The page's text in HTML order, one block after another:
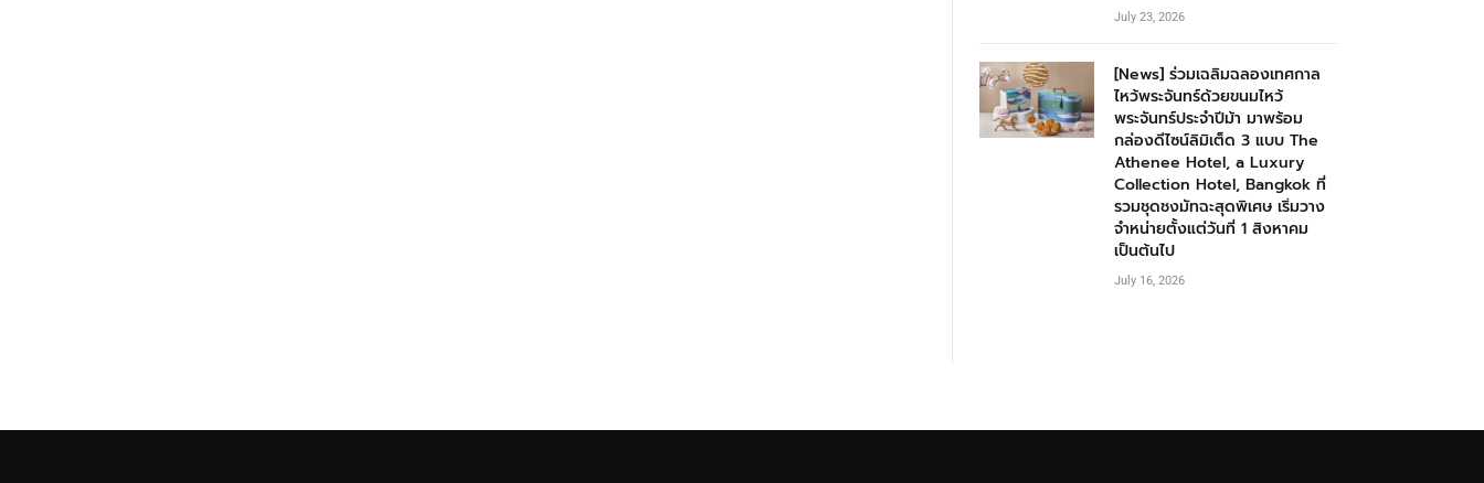
July 23, 2026
[News] ร่วมเฉลิมฉลองเทศกาล
ไหว้พระจันทร์ด้วยขนมไหว้
พระจันทร์ประจำปีม้า มาพร้อม
กล่องดีไซน์ลิมิเต็ด 3 แบบ The
Athenee Hotel, a Luxury
Collection Hotel, Bangkok ที่
รวมชุดชงมัทฉะสุดพิเศษ เริ่มวาง
จำหน่ายตั้งแต่วันที่ 1 สิงหาคม
เป็นต้นไป
July 16, 2026